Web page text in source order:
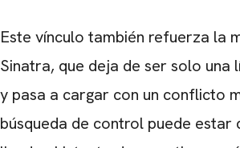
Este vínculo también refuerza la
Sinatra, que deja de ser solo una
y pasa a cargar con un conflicto
búsqueda de control puede estar